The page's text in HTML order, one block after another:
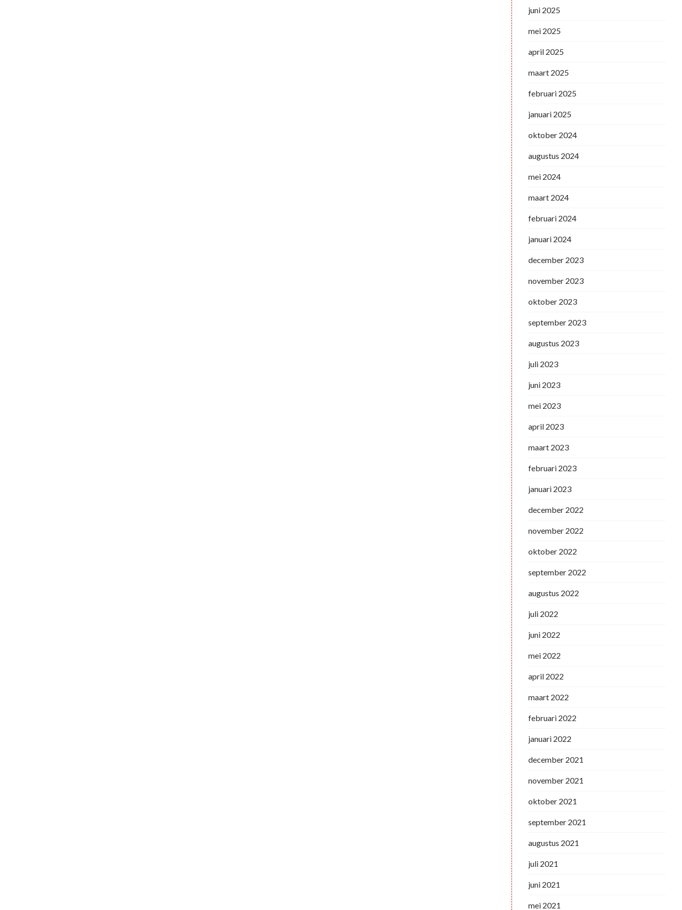
juni 2025
mei 2025
april 2025
maart 2025
februari 2025
januari 2025
oktober 2024
augustus 2024
mei 2024
maart 2024
februari 2024
januari 2024
december 2023
november 2023
oktober 2023
september 2023
augustus 2023
juli 2023
juni 2023
mei 2023
april 2023
maart 2023
februari 2023
januari 2023
december 2022
november 2022
oktober 2022
september 2022
augustus 2022
juli 2022
juni 2022
mei 2022
april 2022
maart 2022
februari 2022
januari 2022
december 2021
november 2021
oktober 2021
september 2021
augustus 2021
juli 2021
juni 2021
mei 2021